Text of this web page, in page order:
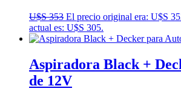
U$S353 El precio original era: U$S
actual es: U$S 305.
Aspiradora Black +
de 12V